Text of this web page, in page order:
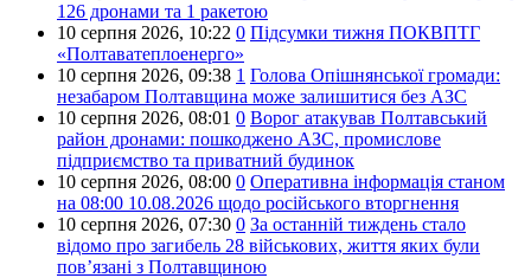
126 дронами та 1 ракетою
10 серпня 2026, 10:22 0 Підсумки тижня ПОКВПТГ
«Полтаватеплоенерго»
10 серпня 2026, 09:38 1 Голова Опішнянської громади:
незабаром Полтавщина може залишитися без АЗС
10 серпня 2026, 08:01 0 Ворог атакував Полтавський
район дронами: пошкоджено АЗС, промислове
підприємство та приватний будинок
10 серпня 2026, 08:00 0 Оперативна інформація станом
на 08:00 10.08.2026 щодо російського вторгнення
10 серпня 2026, 07:30 0 За останній тиждень стало
відомо про загибель 28 військових, життя яких були
пов’язані з Полтавщиною